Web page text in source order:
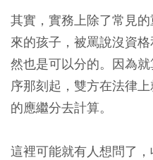
其實，實務上除了常見
來的孩子，被罵說沒資
然也是可以分的。因為
序那刻起，雙方在法律
的應繼分去計算。
這裡可能就有人想問了